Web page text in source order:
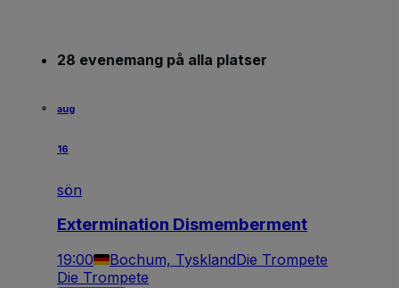
28 evenemang på alla platser
aug
16
sön
Extermination Dismemberment
19:00 Bochum, TysklandDie Trompete
Die Trompete